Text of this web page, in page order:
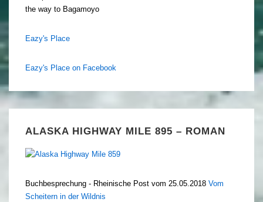
the way to Bagamoyo
Eazy's Place
Eazy's Place on Facebook
ALASKA HIGHWAY MILE 895 – ROMAN
Buchbesprechung - Rheinische Post vom 25.05.2018 Vom
Scheitern in der Wildnis